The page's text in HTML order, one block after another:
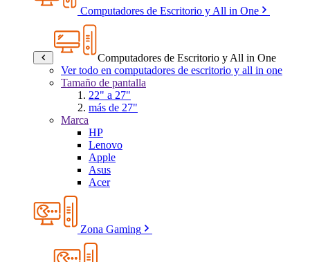
Computadores de Escritorio y All in One
Computadores de Escritorio y All in One
Ver todo en computadores de escritorio y all in one
Tamaño de pantalla
22" a 27"
más de 27"
Marca
HP
Lenovo
Apple
Asus
Acer
Zona Gaming